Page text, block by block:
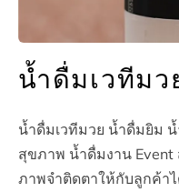
น้ำดื่มเวทีม
น้ำดื่มเวทีมวย น้ำดื่มยิม
สุขภาพ น้ำดื่มงาน Event
ภาพจำติดตาให้กับลูกค้า